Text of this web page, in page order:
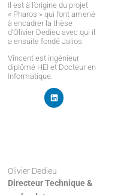
Il est à l’origine du projet
« Pharos » qui l’ont amené
à encadrer la thèse
d’Olivier Dedieu avec qui il
a ensuite fondé Jalios.
Vincent est ingénieur
diplômé HEI et Docteur en
Informatique.
L
i
n
Olivier Dedieu
Directeur Technique &